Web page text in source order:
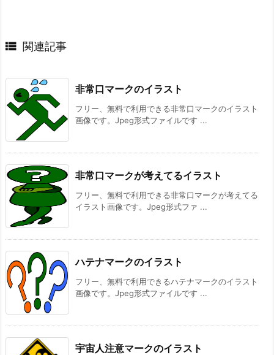
 関連記事
非常口マークのイラスト
フリー、無料で利用できる非常口マークのイラスト
画像です。Jpeg形式ファイルです ...
非常口マークが考えてるイラスト
フリー、無料で利用できる非常口マークが考えてる
イラスト画像です。Jpeg形式ファ ...
ハテナマークのイラスト
フリー、無料で利用できるハテナマークのイラスト
画像です。Jpeg形式ファイルです ...
宇宙人注意マークのイラスト